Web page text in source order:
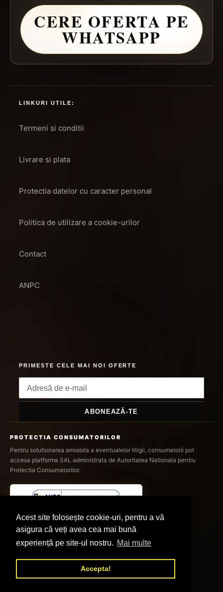
Acest site folosește cookie-uri, pentru a vă
asigura că veți avea cea mai bună
experiență pe site-ul nostru. Mai multe
Accepta!
CERE OFERTA PE
WHATSAPP
LINKURI UTILE:
Termeni si conditii
Livrare si plata
Protectia datelor cu caracter personal
Politica de utilizare a cookie-urilor
Contact
ANPC
PRIMESTE CELE MAI NOI OFERTE
ABONEAZĂ-TE
PROTECTIA CONSUMATORILOR
Pentru solutionarea amiabila a eventualelor litigii, consumatorii pot
accesa platforma SAL administrata de Autoritatea Nationala pentru
Protectia Consumatorilor.
DEPOZITUL ONLINE